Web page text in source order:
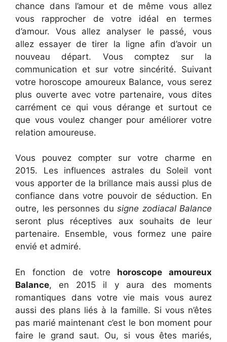
chance dans l’amour et de même vous allez
vous rapprocher de votre idéal en termes
d’amour. Vous allez analyser le passé, vous
allez essayer de tirer la ligne afin d’avoir un
nouveau départ. Vous comptez sur la
communication et sur votre sincérité. Suivant
votre horoscope amoureux Balance, vous serez
plus ouverte avec votre partenaire, vous dites
carrément ce qui vous dérange et surtout ce
que vous voulez changer pour améliorer votre
relation amoureuse.
Vous pouvez compter sur votre charme en
2015. Les influences astrales du Soleil vont
vous apporter de la brillance mais aussi plus de
confiance dans votre pouvoir de séduction. En
outre, les personnes du signe zodiacal Balance
seront plus réceptives aux souhaits de leur
partenaire. Ensemble, vous formez une paire
envié et admiré.
En fonction de votre horoscope amoureux
Balance, en 2015 il y aura des moments
romantiques dans votre vie mais vous aurez
aussi des plans liés à la famille. Si vous n’êtes
pas marié maintenant c’est le bon moment pour
faire le grand saut. Ou, si vous êtes mariés,